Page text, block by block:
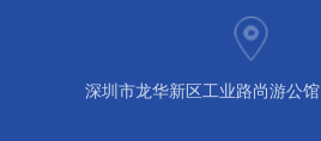
深圳市龙华新区工业路尚游公